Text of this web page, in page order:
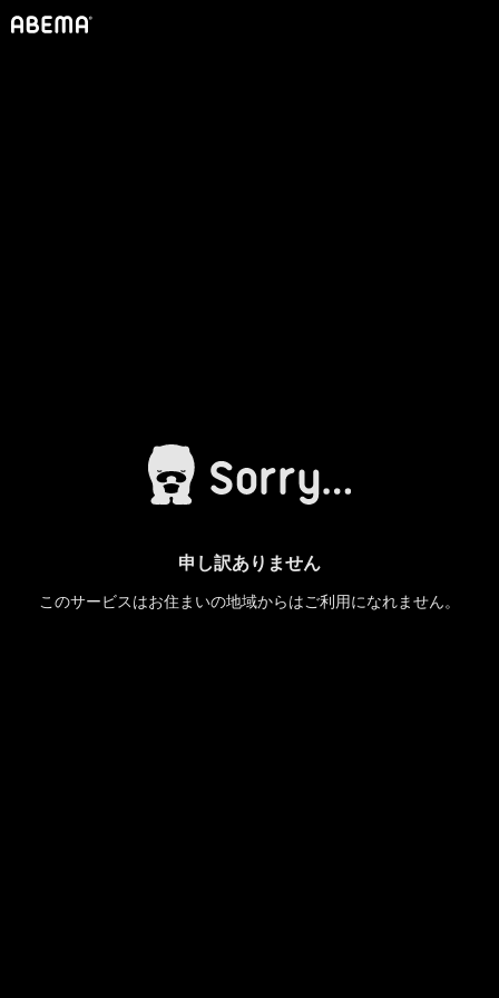
申し訳ありません
このサービスはお住まいの地域からはご利用になれません。